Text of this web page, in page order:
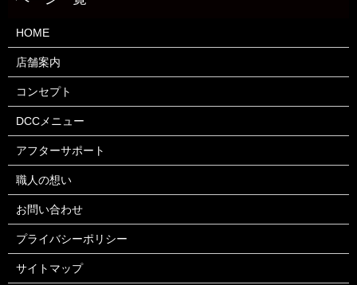
HOME
店舗案内
コンセプト
DCCメニュー
アフターサポート
職人の想い
お問い合わせ
プライバシーポリシー
サイトマップ